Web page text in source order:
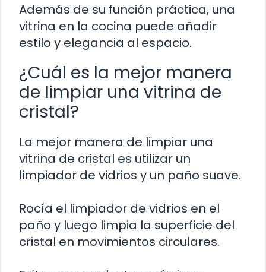
Además de su función práctica, una
vitrina en la cocina puede añadir
estilo y elegancia al espacio.
¿Cuál es la mejor manera
de limpiar una vitrina de
cristal?
La mejor manera de limpiar una
vitrina de cristal es utilizar un
limpiador de vidrios y un paño suave.
Rocía el limpiador de vidrios en el
paño y luego limpia la superficie del
cristal en movimientos circulares.